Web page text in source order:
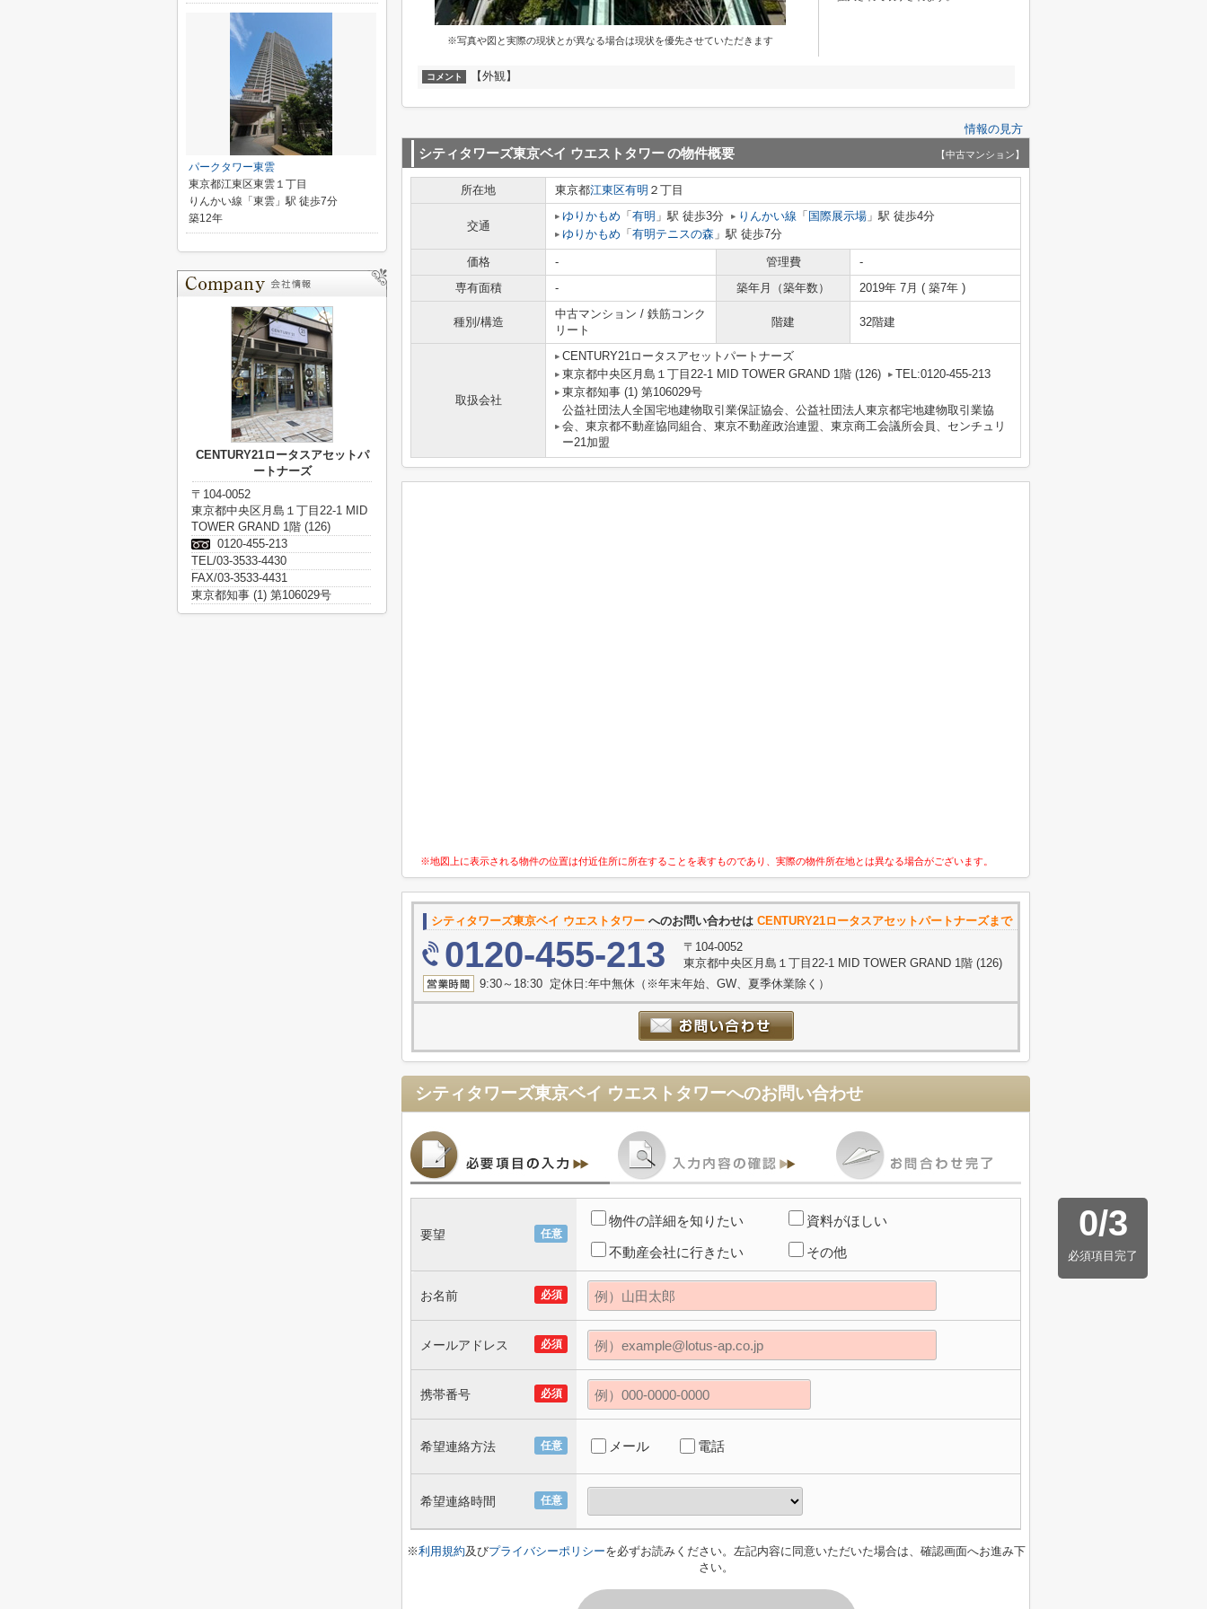
※写真や図と実際の現状とが異なる場合は現状を優先させていただきます
コメント 【外観】
情報の見方
シティタワーズ東京ベイ ウエストタワーの物件概要 【中古マンション】
所在地 東京都江東区有明 ２丁目
交通
ゆりかもめ 「 有明 」駅 徒歩3分 りんかい線 「 国際展示場 」駅 徒歩4分
ゆりかもめ 「 有明テニスの森 」駅 徒歩7分
価格 - 管理費
-
専有面積
- 築年月（築年数） 2019年 7月 ( 築7年 )
種別/構造
中古マンション / 鉄筋コンク
リート
階建 32階建
取扱会社
CENTURY21ロータスアセットパートナーズ
東京都中央区月島１丁目22-1 MID TOWER GRAND 1階 (126)
TEL:0120-455-213
東京都知事 (1) 第106029号
公益社団法人全国宅地建物取引業保証協会、公益社団法人東京都宅地建物取引業協
会、東京都不動産協同組合、東京不動産政治連盟、東京商工会議所会員、センチュリ
ー21加盟
※地図上に表示される物件の位置は付近住所に所在することを表すものであり、実際の物件所在地とは異なる場合がございます。
シティタワーズ東京ベイ ウエストタワー へのお問い合わせは CENTURY21ロータスアセットパートナーズまで
0120-455-213
〒104-0052
東京都中央区月島１丁目22-1 MID TOWER GRAND 1階 (126)
9:30～18:30 定休日:年中無休（※年末年始、GW、夏季休業除く）
シティタワーズ東京ベイ ウエストタワーへのお問い合わせ
0/3
必須項目完了
任意
要望
物件の詳細を知りたい 資料がほしい
不動産会社に行きたい その他
必須
お名前
必須
メールアドレス
必須
携帯番号
任意
希望連絡方法 メール 電話
任意
希望連絡時間
※利用規約及びプライバシーポリシーを必ずお読みください。左記内容に同意いただいた場合は、確認画面へお進み下
さい。
パークタワー東雲
東京都江東区東雲１丁目
りんかい線「東雲」駅 徒歩7分
築12年
CENTURY21ロータスアセットパ
ートナーズ
〒104-0052
東京都中央区月島１丁目22-1 MID
TOWER GRAND 1階 (126)
0120-455-213
TEL/03-3533-4430
FAX/03-3533-4431
東京都知事 (1) 第106029号